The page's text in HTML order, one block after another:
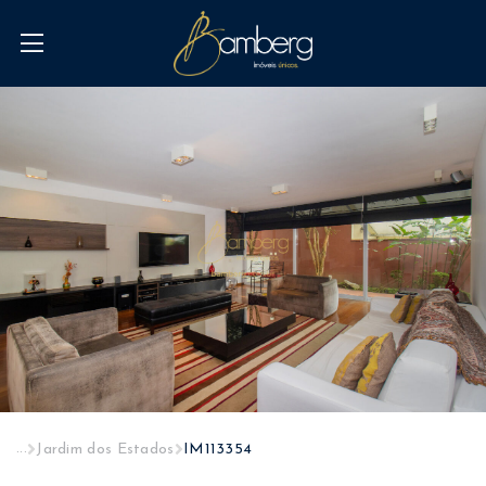
... Jardim dos Estados IM113354